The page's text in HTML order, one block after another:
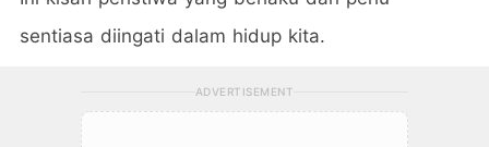
sentiasa diingati dalam hidup kita.
ADVERTISEMENT